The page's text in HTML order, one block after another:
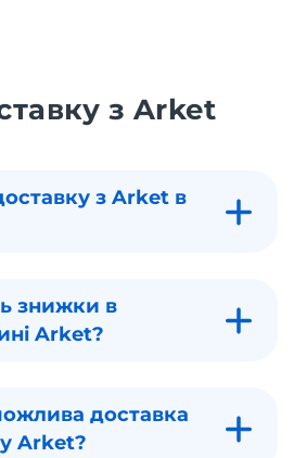
з Arket
з Arket в
знижки в
Arket?
доставка
Arket?